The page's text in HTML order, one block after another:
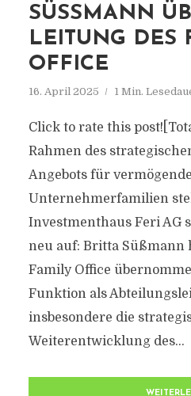
SÜSSMANN
EITUNG DES
FFICE
16. April 2025 1 Min.
Click to rate this
Rahmen des
Angebots für
Unternehmerfamilien
Investmenthaus Feri AG
neu auf: Britta Süßmann
Family Office
Funktion als
insbesondere die
Weiterentwicklung des...